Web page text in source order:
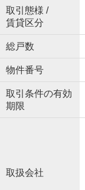
取引態様 /
賃貸区分
総戸数
物件番号
取引条件の有効
期限
取扱会社